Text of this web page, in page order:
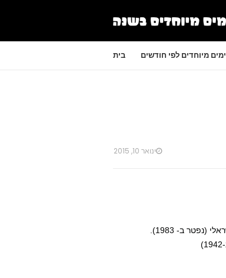
בית ימים מיוחדים לפי חודשים
ינואר 10, 2015